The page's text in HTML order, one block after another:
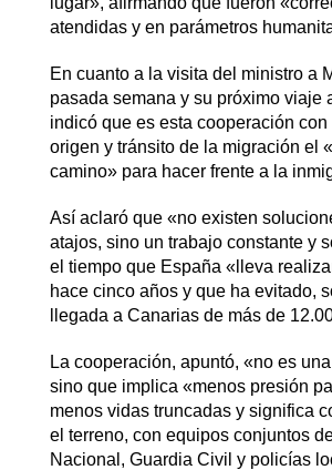
atendidas y en parámetros
En cuanto a la visita del ministro a
pasada semana y su próximo viaje
indicó que es esta cooperación
origen y tránsito de la migración el
camino» para hacer frente a la
Así aclaró que «no existen
atajos, sino un trabajo constante y
el tiempo que España «lleva
hace cinco años y que ha evitado,
llegada a Canarias de más de
La cooperación, apuntó, «no es
sino que implica «menos presión
menos vidas truncadas y significa
el terreno, con equipos conjuntos
Nacional, Guardia Civil y policías